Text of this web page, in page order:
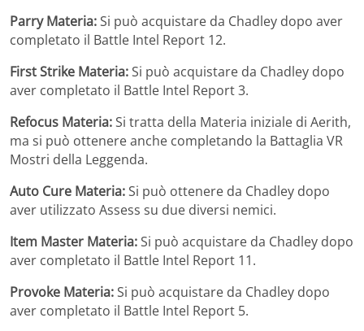
Parry Materia:Si può acquistare da Chadley dopo aver
completato il Battle Intel Report 12.
First Strike Materia:Si può acquistare da Chadley dopo
aver completato il Battle Intel Report 3.
Refocus Materia:Si tratta della Materia iniziale di Aerith,
ma si può ottenere anche completando la Battaglia VR
Mostri della Leggenda.
Auto Cure Materia:Si può ottenere da Chadley dopo
aver utilizzato Assess su due diversi nemici.
Item Master Materia:Si può acquistare da Chadley dopo
aver completato il Battle Intel Report 11.
Provoke Materia:Si può acquistare da Chadley dopo
aver completato il Battle Intel Report 5.